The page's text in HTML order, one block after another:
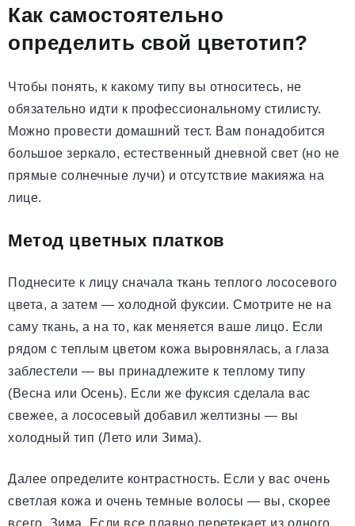
Как самостоятельно
определить свой цветотип?
Чтобы понять, к какому типу вы относитесь, не
обязательно идти к профессиональному стилисту.
Можно провести домашний тест. Вам понадобится
большое зеркало, естественный дневной свет (но не
прямые солнечные лучи) и отсутствие макияжа на
лице.
Метод цветных платков
Поднесите к лицу сначала ткань теплого лососевого
цвета, а затем — холодной фуксии. Смотрите не на
саму ткань, а на то, как меняется ваше лицо. Если
рядом с теплым цветом кожа выровнялась, а глаза
заблестели — вы принадлежите к теплому типу
(Весна или Осень). Если же фуксия сделала вас
свежее, а лососевый добавил желтизны — вы
холодный тип (Лето или Зима).
Далее определите контрастность. Если у вас очень
светлая кожа и очень темные волосы — вы, скорее